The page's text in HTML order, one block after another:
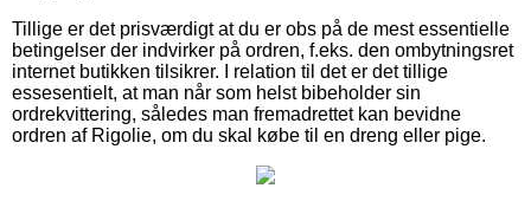
Tillige er det prisværdigt at du er obs på de mest essentielle
betingelser der indvirker på ordren, f.eks. den ombytningsret
internet butikken tilsikrer. I relation til det er det tillige
essesentielt, at man når som helst bibeholder sin
ordrekvittering, således man fremadrettet kan bevidne
ordren af Rigolie, om du skal købe til en dreng eller pige.